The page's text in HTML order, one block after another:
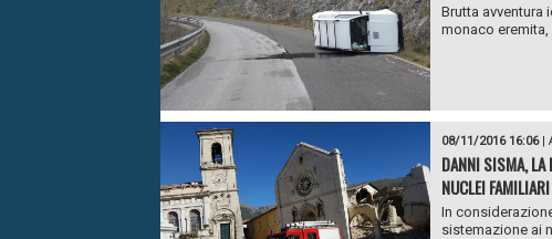
Brutta avventura
monaco eremita,
08/11/2016 16:06|
DANNI SISMA, LA
NUCLEI FAMILIARI
In
sistemazione ai